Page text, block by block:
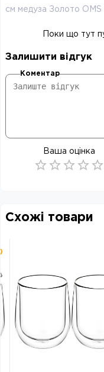
см медуза Золото
Поки що тут
Залишити відгук
Коментар
Ваша оцінка
Схожі товари